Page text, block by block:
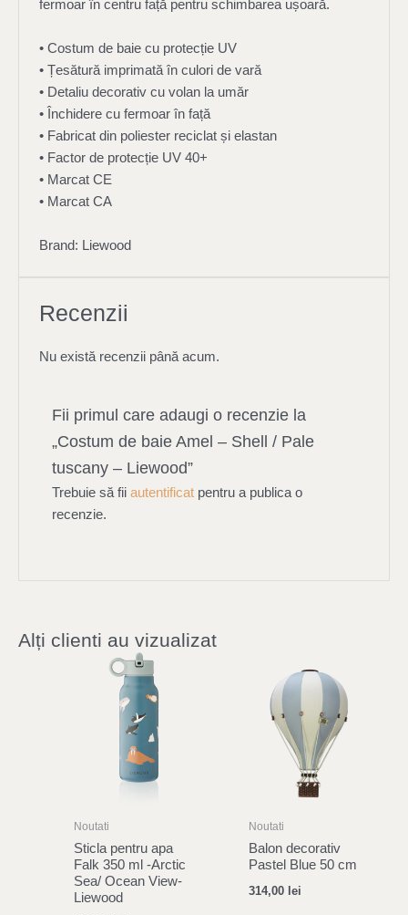
fermoar în centru față pentru schimbarea ușoară.
• Costum de baie cu protecție UV
• Țesătură imprimată în culori de vară
• Detaliu decorativ cu volan la umăr
• Închidere cu fermoar în față
• Fabricat din poliester reciclat și elastan
• Factor de protecție UV 40+
• Marcat CE
• Marcat CA
Brand: Liewood
Recenzii
Nu există recenzii până acum.
Fii primul care adaugi o recenzie la
„Costum de baie Amel – Shell / Pale
tuscany – Liewood”
Trebuie să fiiautentificat pentru a publica o
recenzie.
Alți clienti au vizualizat
Noutati
Sticla pentru apa
Falk 350 ml -Arctic
Sea/ Ocean View-
Liewood
Noutati
Balon decorativ
Pastel Blue 50 cm
314,00 lei